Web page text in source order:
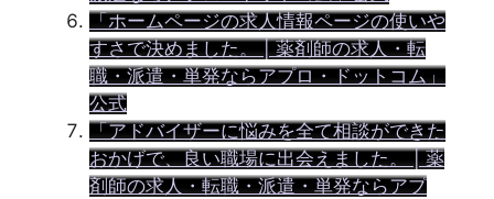
「ホームページの求人情報ページの使いや
すさで決めました。 | 薬剤師の求人・転
職・派遣・単発ならアプロ・ドットコム」
公式
「アドバイザーに悩みを全て相談ができた
おかげで、良い職場に出会えました。 | 薬
剤師の求人・転職・派遣・単発ならアプ